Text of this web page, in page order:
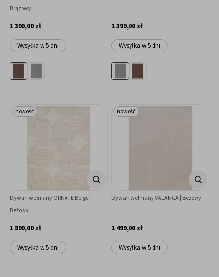
Brązowy
1 399,00 zł
Wysyłka w 5 dni
1 399,00 zł
Wysyłka w 5 dni
Dywan wełniany ORNATE Beige |
Beżowy
1 899,00 zł
Wysyłka w 5 dni
nowość
Dywan wełniany VALANGA | Beżowy
1 499,00 zł
Wysyłka w 5 dni
nowość